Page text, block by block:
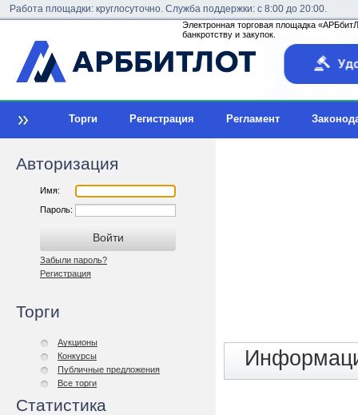
Работа площадки: круглосуточно. Служба поддержки: с 8:00 до 20:00.
Электронная торговая площадка
банкротству и закупок.
Торги Регистрация Регламент
Авторизация
Имя:
Пароль:
Забыли пароль?
Регистрация
Торги
Аукционы
Конкурсы
Публичные предложения
Все торги
Статистика